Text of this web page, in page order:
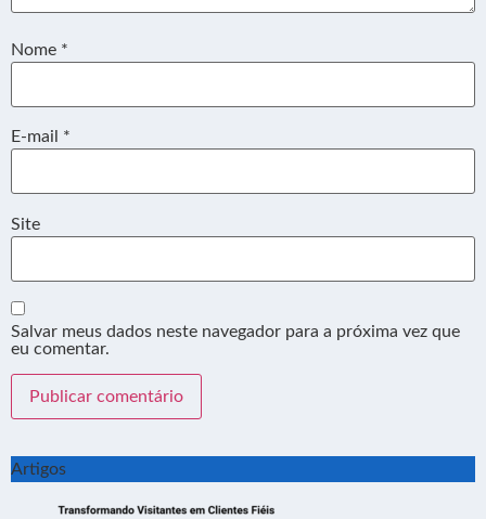
Nome *
E-mail *
Site
Salvar meus dados neste navegador para a próxima vez que
eu comentar.
Artigos